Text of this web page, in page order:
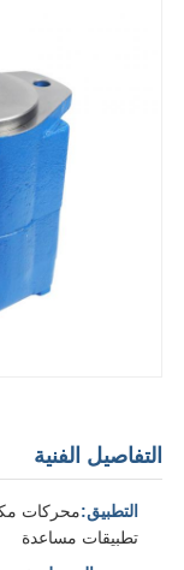
التفاصيل الفنية
التطبيق:محركات
تطبيقات مساعدة